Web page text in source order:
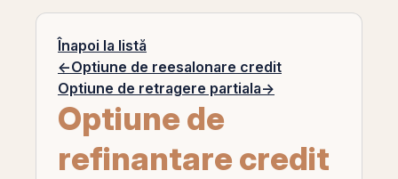
Înapoi la listă
←Optiune de reesalonare credit
Optiune de retragere partiala→
Optiune de
refinantare credit